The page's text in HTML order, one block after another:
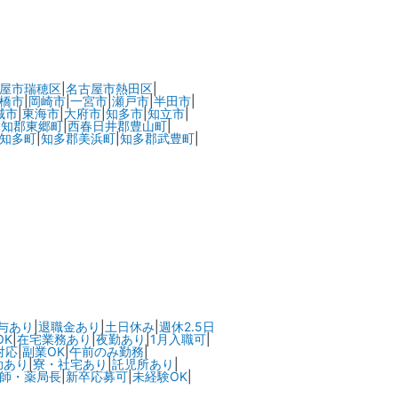
市瑞穂区| 名古屋市熱田区|
市| 岡崎市| 一宮市| 瀬戸市| 半田市|
市| 東海市| 大府市| 知多市| 知立市|
郡東郷町| 西春日井郡豊山町|
多町| 知多郡美浜町| 知多郡武豊町|
あり 退職金あり 土日休み| 週休2.5日
|在宅業務あり 夜勤あり 1月入職可|
応| 副業OK| 午前のみ勤務 |
り 寮・社宅あり 託児所あり
・薬局長| 新卒応募可| 未経験OK|